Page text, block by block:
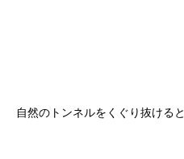
自然のトンネルをくぐり抜けると